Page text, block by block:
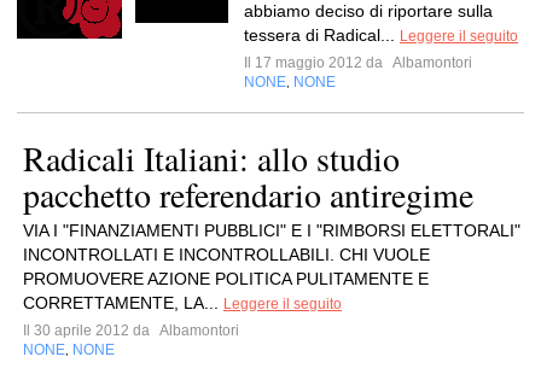
abbiamo deciso di riportare sulla
tessera di Radical...
Leggere il seguito
Il 17 maggio 2012 da Albamontori
NONE NONE
Radicali Italiani: allo studio
pacchetto referendario antiregime
VIA I "FINANZIAMENTI PUBBLICI" E I "RIMBORSI ELETTORALI"
INCONTROLLATI E INCONTROLLABILI. CHI VUOLE
PROMUOVERE AZIONE POLITICA PULITAMENTE E
CORRETTAMENTE, LA...
Leggere il seguito
Il 30 aprile 2012 da Albamontori
NONE NONE